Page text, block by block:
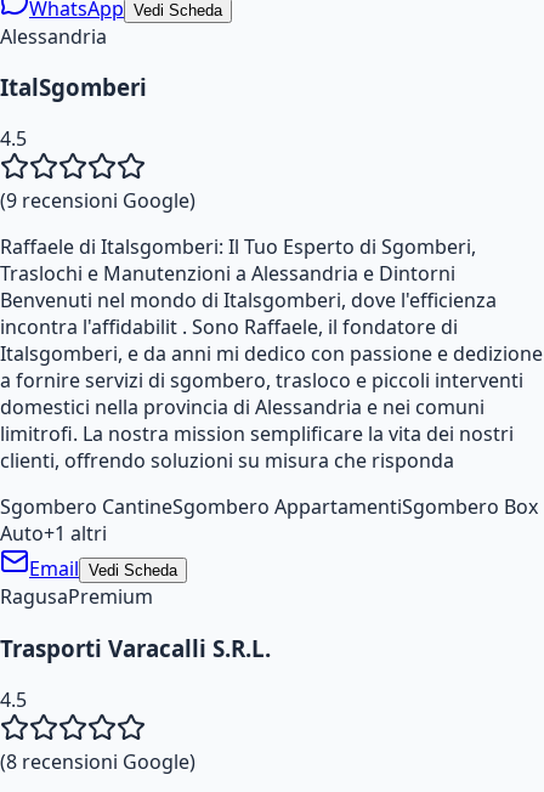
WhatsApp Vedi Scheda
Alessandria
ItalSgomberi
4.5
(9 recensioni Google)
Raffaele di Italsgomberi: Il Tuo Esperto di Sgomberi,
Traslochi e Manutenzioni a Alessandria e Dintorni
Benvenuti nel mondo di Italsgomberi, dove l'efficienza
incontra l'affidabilit . Sono Raffaele, il fondatore di
Italsgomberi, e da anni mi dedico con passione e dedizione
a fornire servizi di sgombero, trasloco e piccoli interventi
domestici nella provincia di Alessandria e nei comuni
limitrofi. La nostra mission semplificare la vita dei nostri
clienti, offrendo soluzioni su misura che risponda
Sgombero CantineSgombero AppartamentiSgombero Box
Auto+1 altri
Email Vedi Scheda
RagusaPremium
Trasporti Varacalli S.R.L.
4.5
(8 recensioni Google)